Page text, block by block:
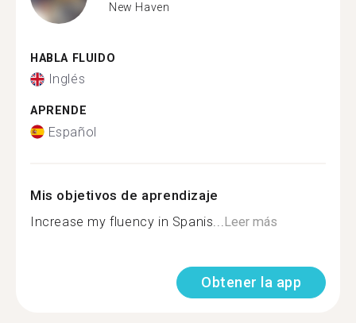
New Haven
HABLA FLUIDO
Inglés
APRENDE
Español
Mis objetivos de aprendizaje
Increase my fluency in Spanis... Leer más
Obtener la app